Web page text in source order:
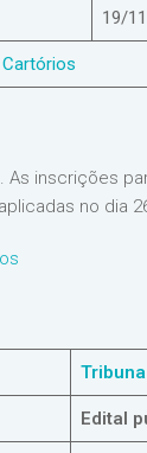
19/
As inscrições
no dia
Edital